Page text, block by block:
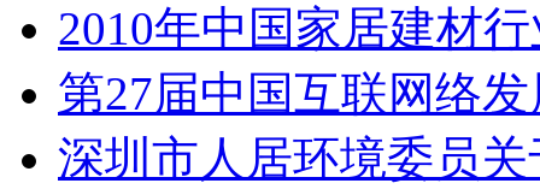
2010年中国家居建材
第27届中国互联网络
深圳市人居环境委员